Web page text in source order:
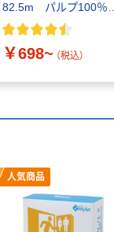
82.5m パルプ100％
コンパクト リラックス
紙
￥698~ （税込）
人気商品